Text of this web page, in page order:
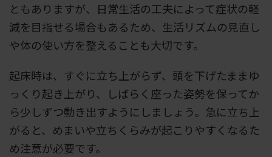
ともありますが、日常生活の工夫によって症状の軽
減を目指せる場合もあるため、生活リズムの見直し
や体の使い方を整えることも大切です。
起床時は、すぐに立ち上がらず、頭を下げたままゆ
っくり起き上がり、しばらく座った姿勢を保ってか
ら少しずつ動き出すようにしましょう。急に立ち上
がると、めまいや立ちくらみが起こりやすくなるた
め注意が必要です。